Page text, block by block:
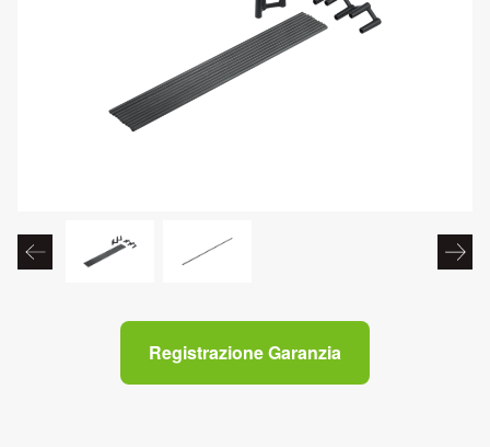
Registrazione Garanzia